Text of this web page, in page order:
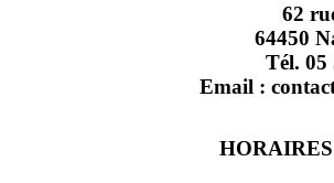
62
64450
Tél. 05
Email :